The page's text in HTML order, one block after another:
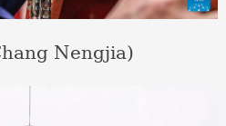
Nengjia)